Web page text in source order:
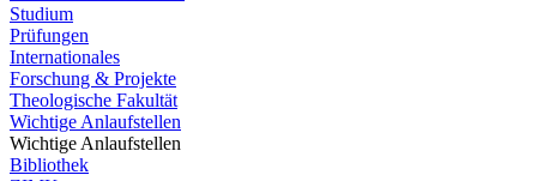
Studium
Prüfungen
Internationales
Forschung & Projekte
Theologische Fakultät
Wichtige Anlaufstellen
Wichtige Anlaufstellen
Bibliothek